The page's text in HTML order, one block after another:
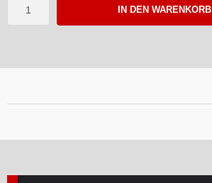
IN DEN WARENKORB